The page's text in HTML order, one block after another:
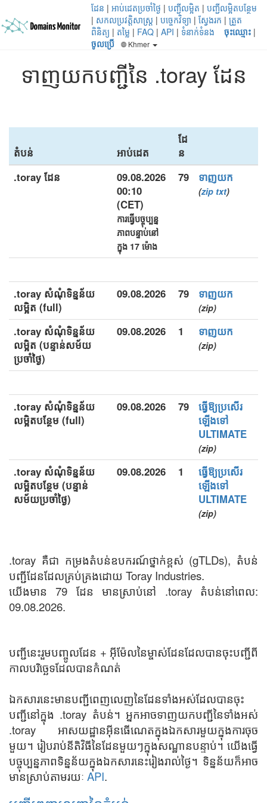
ដែន | អាប់ដេតប្រចាំថ្ងៃ | បញ្ជីលម្អិត | បញ្ជីលម្អិតបន្ថែម
| សកលប្រវត្តិសាស្ត្រ | បច្ចេកវិទ្យា | ស្វែងរក | ត្រួត
ពិនិត្យ | តម្លៃ | FAQ | API | ទំនាក់ទំនង ចុះឈ្មោះ |
ចូលប្រើ
Khmer
ទាញយកបញ្ជីនៃ .toray ដែន
តំបន់ អាប់ដេត
ដែ
ន
.toray ដែន
09.08.2026
00:10
(CET)
ការធ្វើបច្ចុប្បន្ន
ភាពបន្ទាប់នៅ
ក្នុង 17 ម៉ោង
79 ទាញយក
(zip txt)
.toray សំណុំទិន្នន័យ
លម្អិត (full)
09.08.2026 79 ទាញយក
(zip)
.toray សំណុំទិន្នន័យ
លម្អិត (បន្ទាន់សម័យ
ប្រចាំថ្ងៃ)
09.08.2026 1 ទាញយក
(zip)
.toray សំណុំទិន្នន័យ
លម្អិតបន្ថែម (full)
09.08.2026 79
ធ្វើឱ្យប្រសើរ
ឡើងទៅ
ULTIMATE
(zip)
.toray សំណុំទិន្នន័យ
លម្អិតបន្ថែម (បន្ទាន់
សម័យប្រចាំថ្ងៃ)
09.08.2026 1
ធ្វើឱ្យប្រសើរ
ឡើងទៅ
ULTIMATE
(zip)
.toray គឺជា កម្រងតំបន់ឧបករណ៍ថ្នាក់ខ្ពស់ (gTLDs), តំបន់
បញ្ជីដែនដែលគ្រប់គ្រងដោយ Toray Industries.
យើងមាន 79 ដែន មានស្រាប់នៅ .toray តំបន់នៅពេល:
09.08.2026.
បញ្ជីនេះរួមបញ្ចូលដែន + អ៊ីម៉ែលនៃម្ចាស់ដែនដែលបានចុះបញ្ជីពី
កាលបរិច្ឆេទដែលបានកំណត់
ឯកសារនេះមានបញ្ជីពេញលេញនៃដែនទាំងអស់ដែលបានចុះ
បញ្ជីនៅក្នុង .toray តំបន់។ អ្នកអាចទាញយកបញ្ជីនៃទាំងអស់
.toray អាសយដ្ឋានអ៊ីនធើណេតក្នុងឯកសារមួយក្នុងការចុច
មួយ។ រៀបរាប់នីតិវិធីនៃដែនមួយៗក្នុងសណ្ឋានបន្ទាប់។ យើងធ្វើ
បច្ចុប្បន្នភាពទិន្នន័យក្នុងឯកសារនេះរៀងរាល់ថ្ងៃ។ ទិន្នន័យក៏អាច
មានស្រាប់តាមរយៈ API.